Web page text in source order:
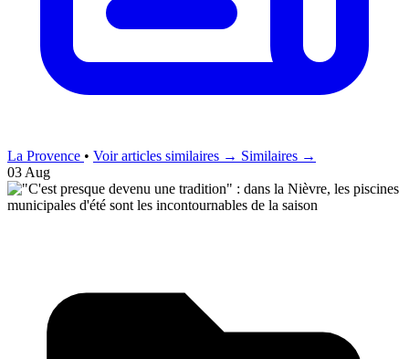
La Provence • Voir articles similaires → Similaires →
03 Aug